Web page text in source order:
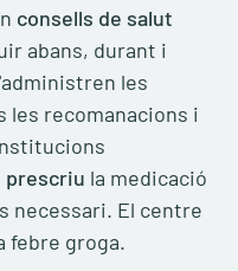
consells de salut
abans, durant i
les
les recomanacions i
prescriu la medicació
necessari. El centre
febre groga.